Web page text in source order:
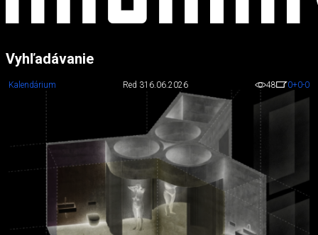
Vyhľadávanie
Kalendárium Red 316.06.2026 48 0+0-0